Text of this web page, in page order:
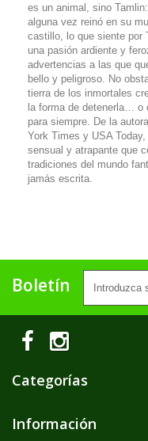
es un animal, sino
alguna vez reinó en su
castillo, lo que siente por
una pasión ardiente y
advertencias a las que
bello y peligroso. No
tierra de los inmortales
la forma de detenerla… o
para siempre. De la
York Times y USA
sensual y atrapante que
tradiciones del mundo
jamás escrita.
Boletín
Categorías
Información